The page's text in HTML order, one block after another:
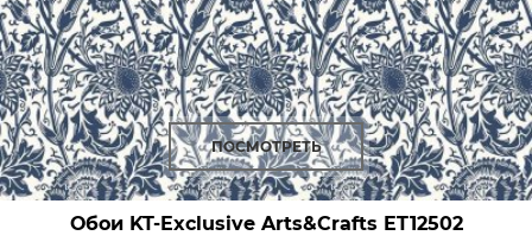
ПОСМОТРЕТЬ
Обои KT-Exclusive Arts&Crafts ET12502